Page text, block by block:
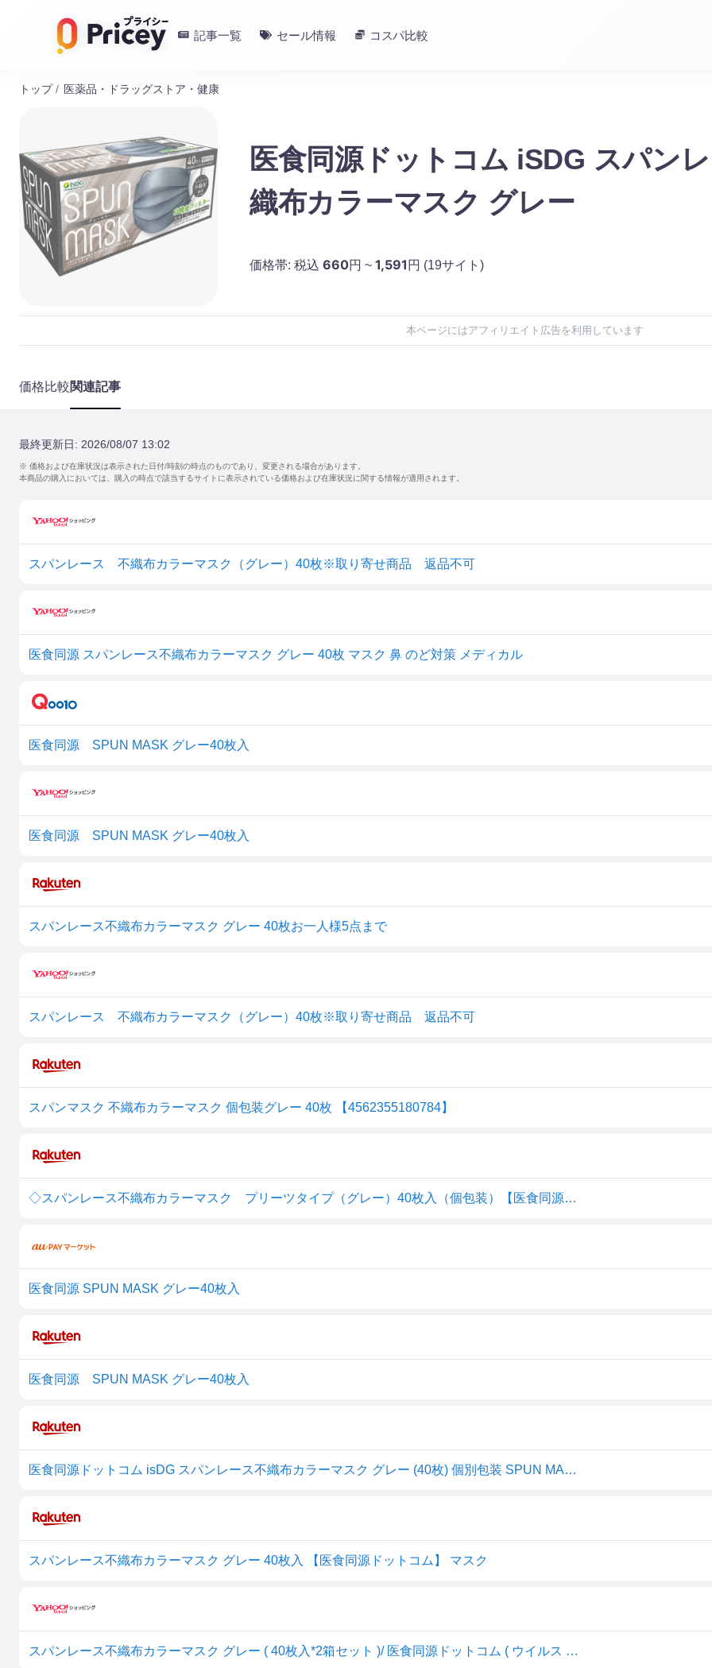
記事一覧 セール情報 コスパ比較
トップ / 医薬品・ドラッグストア・健康
医食同源ドットコム iSDG スパン
織布カラーマスク グレー
価格帯: 税込 660円 ~ 1,591 円 (19サイト)
本ページにはアフィリエイト広告を利用しています
価格比較関連記事
最終更新日: 2026/08/07 13:02
※ 価格および在庫状況は表示された日付/時刻の時点のものであり、変更される場合があります。
本商品の購入においては、購入の時点で該当するサイトに表示されている価格および在庫状況に関する情報が適用されます。
スパンレース 不織布カラーマスク（グレー）40枚※取り寄せ商品 返品不可
医食同源 スパンレース不織布カラーマスク グレー 40枚 マスク 鼻 のど対策 メディカル
医食同源 SPUN MASK グレー40枚入
医食同源 SPUN MASK グレー40枚入
スパンレース不織布カラーマスク グレー 40枚お一人様5点まで
スパンレース 不織布カラーマスク（グレー）40枚※取り寄せ商品 返品不可
スパンマスク 不織布カラーマスク 個包装グレー 40枚 【4562355180784】
◇スパンレース不織布カラーマスク プリーツタイプ（グレー）40枚入（個包装）【医食同源ドットコム】
医食同源 SPUN MASK グレー40枚入
医食同源 SPUN MASK グレー40枚入
医食同源ドットコム isDG スパンレース不織布カラーマスク グレー (40枚) 個別包装 SPUN MASK 防災 備蓄
スパンレース不織布カラーマスク グレー 40枚入 【医食同源ドットコム】 マスク
スパンレース不織布カラーマスク グレー ( 40枚入*2箱セット )/ 医食同源ドットコム ( ウイルス 花粉 黄砂 不織布 大容量 個包装 )